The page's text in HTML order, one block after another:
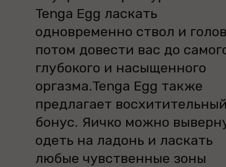
Tenga Egg ласкать
одновременно ствол и
потом довести вас до
глубокого и насыщенного
оргазма.Tenga Egg также
предлагает
бонус. Яичко можно
одеть на ладонь и ласкать
любые чувственные зоны